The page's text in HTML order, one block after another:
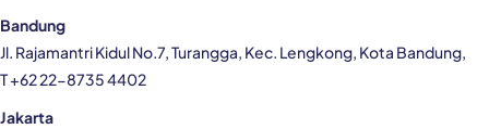
Bandung
Jl. Rajamantri Kidul No.7, Turangga, Kec. Lengkong, Kota Bandung,
T +62 22-8735 4402
Jakarta